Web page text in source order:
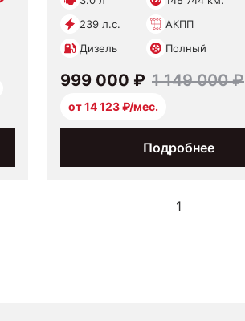
239 л.с.
АКПП
Дизель
Полный
Подробнее
999 000 ₽ 1 149 000 ₽
от 14 123 ₽/мес.
1